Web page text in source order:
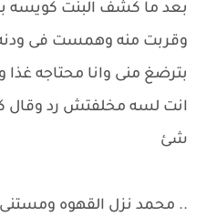
بعد ما كشف البنت كويسه
وقربت منه وهمست فى ودنه
بترضغ منى وانا محتاجه
انت لسه مخلفتش رد وقال
شئ
.. محمد نزل القهوه ومستنى